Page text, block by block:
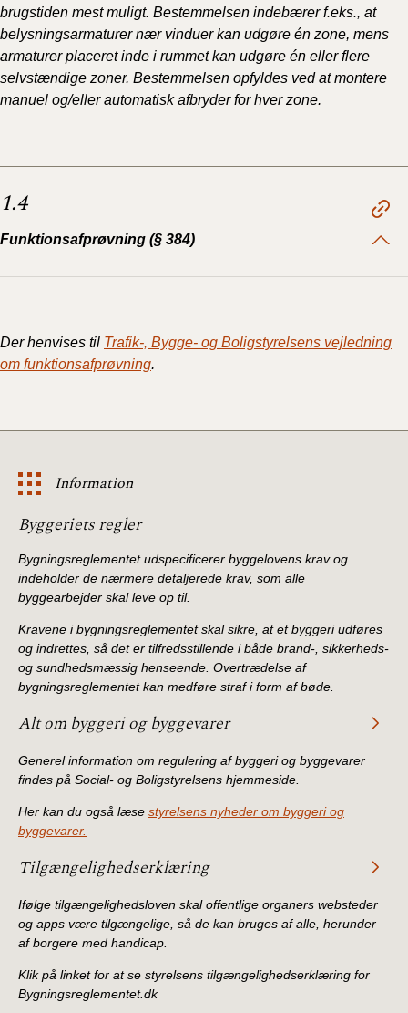
brugstiden mest muligt. Bestemmelsen indebærer f.eks., at
belysningsarmaturer nær vinduer kan udgøre én zone, mens
armaturer placeret inde i rummet kan udgøre én eller flere
selvstændige zoner. Bestemmelsen opfyldes ved at montere
manuel og/eller automatisk afbryder for hver zone.
1.4
Funktionsafprøvning (§ 384)
Der henvises til Trafik-, Bygge- og Boligstyrelsens vejledning
om funktionsafprøvning.
Information
Information
Byggeriets regler
Bygningsreglementet udspecificerer byggelovens krav og
indeholder de nærmere detaljerede krav, som alle
byggearbejder skal leve op til.
Kravene i bygningsreglementet skal sikre, at et byggeri udføres
og indrettes, så det er tilfredsstillende i både brand-, sikkerheds-
og sundhedsmæssig henseende. Overtrædelse af
bygningsreglementet kan medføre straf i form af bøde.
Alt om byggeri og byggevarer
Generel information om regulering af byggeri og byggevarer
findes på Social- og Boligstyrelsens hjemmeside.
Her kan du også læse styrelsens nyheder om byggeri og
byggevarer.
Tilgængelighedserklæring
Ifølge tilgængelighedsloven skal offentlige organers websteder
og apps være tilgængelige, så de kan bruges af alle, herunder
af borgere med handicap.
Klik på linket for at se styrelsens tilgængelighedserklæring for
Bygningsreglementet.dk